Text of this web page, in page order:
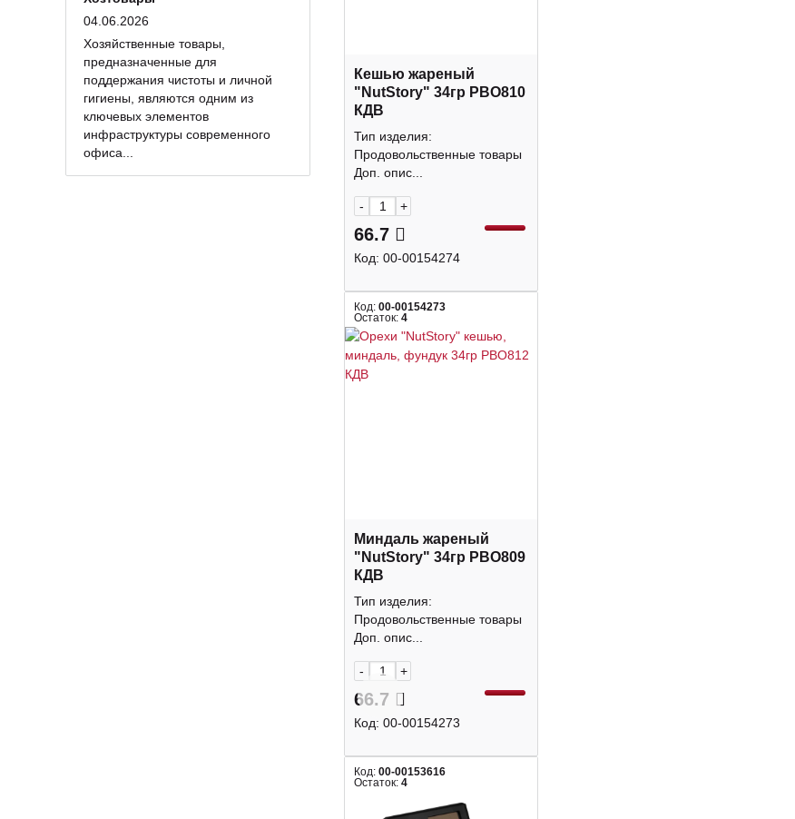
04.06.2026
Хозяйственные товары,
предназначенные для
поддержания чистоты и личной
гигиены, являются одним из
ключевых элементов
инфраструктуры современного
офиса...
Кешью жареный
"NutStory" 34гр РВО810
КДВ
Тип изделия:
Продовольственные товары
Доп. опис...
- +
66.7
Код: 00-00154274
Код: 00-00154273
Остаток: 4
Миндаль жареный
"NutStory" 34гр РВО809
КДВ
Тип изделия:
Продовольственные товары
Доп. опис...
- +
66.7
Код: 00-00154273
Код: 00-00153616
Остаток: 4